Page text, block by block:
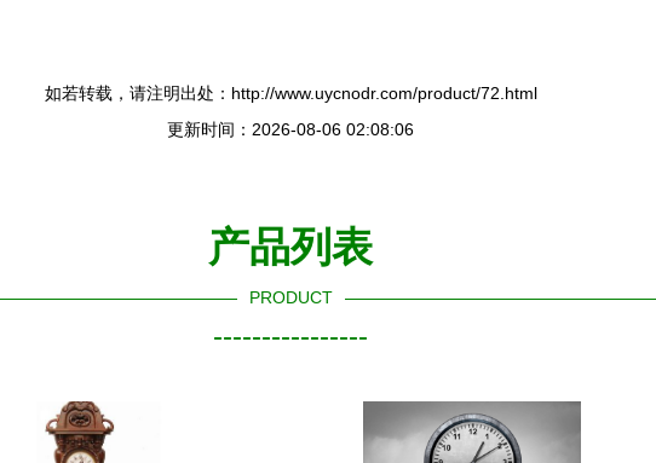
如若转载，请注明出处：http://www.uycnodr.com/product/72.html
更新时间：2026-08-06 02:08:06
产品列表
PRODUCT
----------------